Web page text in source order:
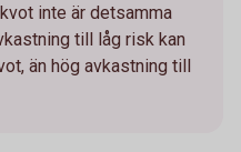
inte är detsamma
till låg risk kan
än hög avkastning till